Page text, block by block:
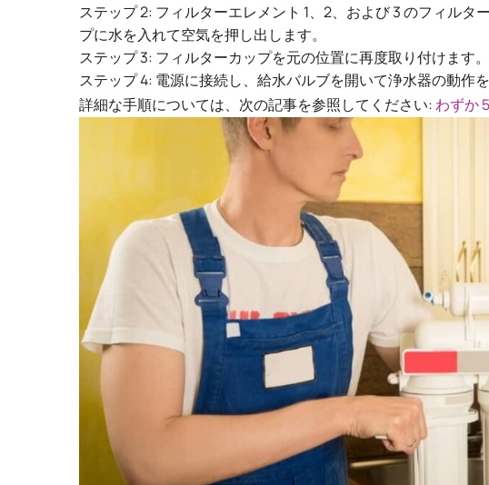
ステップ 2: フィルターエレメント 1、2、および 3 のフィル
プに水を入れて空気を押し出します。
ステップ 3: フィルターカップを元の位置に再度取り付けます。
ステップ 4: 電源に接続し、給水バルブを開いて浄水器の動作を
詳細な手順については、次の記事を参照してください:わずか